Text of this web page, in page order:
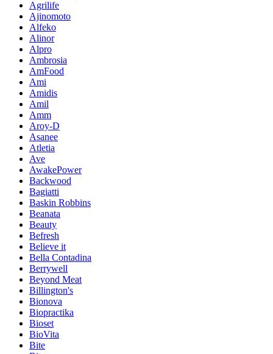
Agrilife
Ajinomoto
Alfeko
Alinor
Alpro
Ambrosia
AmFood
Ami
Amidis
Amil
Amm
Aroy-D
Asanee
Atletia
Ave
AwakePower
Backwood
Bagiatti
Baskin Robbins
Beanata
Beauty
Befresh
Believe it
Bella Contadina
Berrywell
Beyond Meat
Billington's
Bionova
Biopractika
Bioset
BioVita
Bite